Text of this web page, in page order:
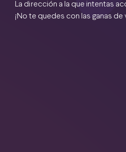
La dirección a la que intentas
¡No te quedes con las ganas